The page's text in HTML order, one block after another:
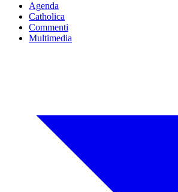
Agenda
Catholica
Commenti
Multimedia